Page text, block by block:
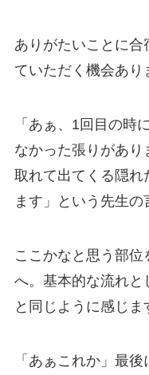
ありがたいことに
ていただく機会あり
「あぁ、1回目の時
なかった張りがあ
取れて出てくる隠れ
ます」という先生の
ここかなと思う部
へ。基本的な流れ
と同じように感じま
「あぁこれか」最